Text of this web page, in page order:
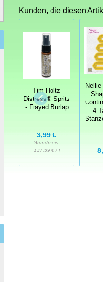
Kunden, die diesen
Tim Holtz
Distress® Spritz
- Frayed Burlap
3,99 €
Grundpreis:
137,59 € / l
Nellie
4